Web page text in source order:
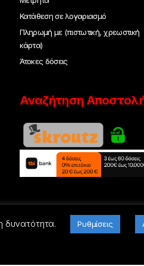
Κατάθεση σε λογαριασμό
Πληρωμή με (πιστωτική, χρεωστική
κάρτα)
Άτοκες δόσεις
Αναζήτηση
δυνατότητα. Ρυθμίσεις